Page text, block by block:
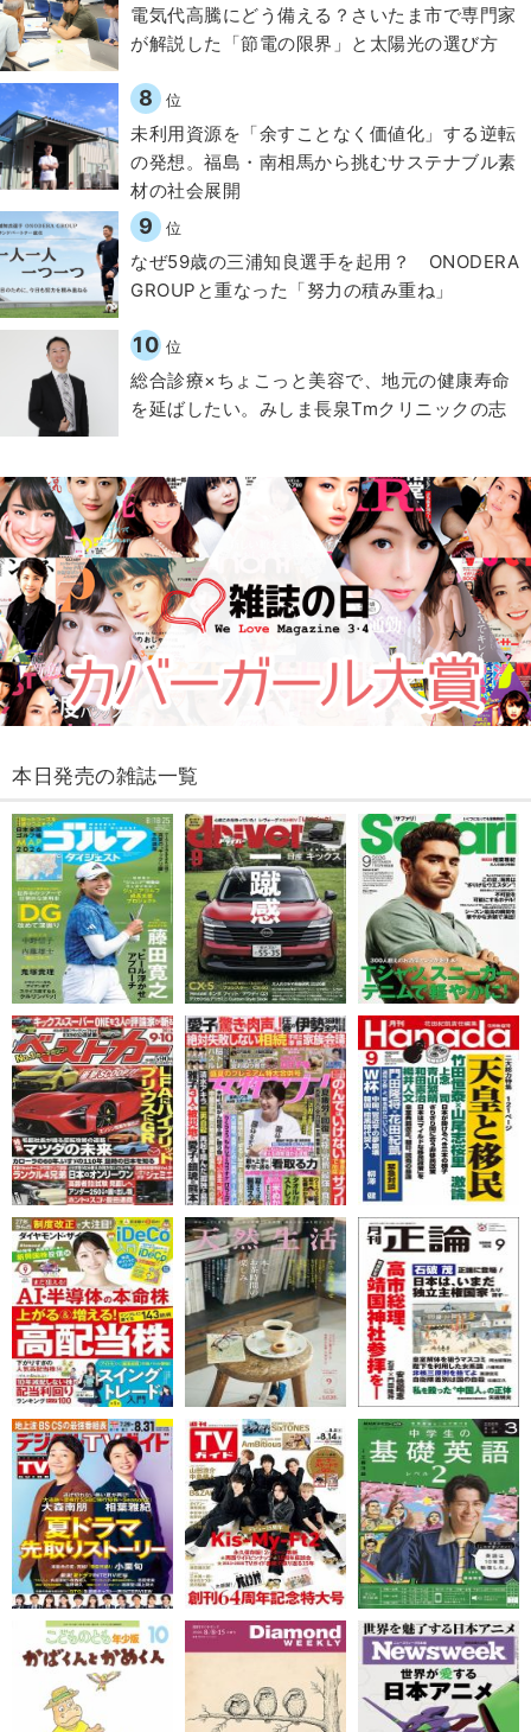
電気代高騰にどう備える？さいたま市で専門家
が解説した「節電の限界」と太陽光の選び方
8 位
​​未利用資源を「余すことなく価値化」する逆転
の発想。福島・南相馬から挑むサステナブル素
材の社会展開​
9 位
なぜ59歳の三浦知良選手を起用？ ONODERA
GROUPと重なった「努力の積み重ね」
10 位
総合診療×ちょこっと美容で、地元の健康寿命
を延ばしたい。みしま長泉Tmクリニックの志
本日発売の雑誌一覧